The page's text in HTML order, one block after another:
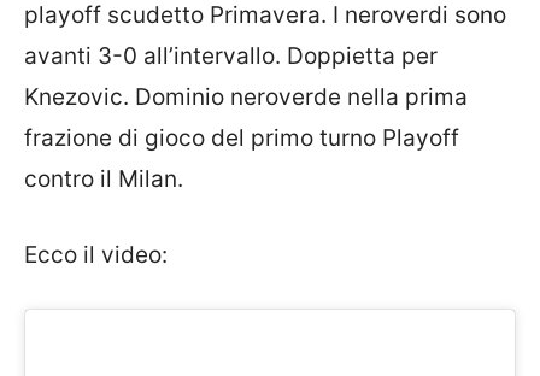
playoff scudetto Primavera. I neroverdi sono
avanti 3-0 all’intervallo. Doppietta per
Knezovic. Dominio neroverde nella prima
frazione di gioco del primo turno Playoff
contro il Milan.
Ecco il video: